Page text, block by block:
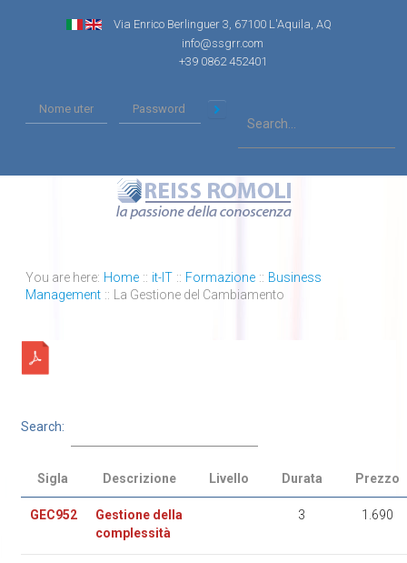
Via Enrico Berlinguer 3, 67100 L'Aquila, AQ
info@ssgrr.com
+39 0862 452401
You are here: Home :: it-IT :: Formazione :: Business
Management :: La Gestione del Cambiamento
Search:
Sigla Descrizione Livello Durata Prezzo
GEC952
Gestione della
complessità
3 1.690